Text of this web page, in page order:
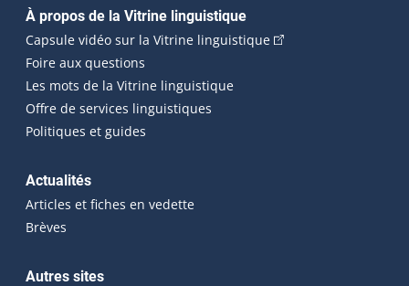
Navigation principale
À propos de la Vitrine linguistique
Capsule vidéo sur la Vitrine linguistique(Cet hyperlien
Foire aux questions
Les mots de la Vitrine linguistique
Offre de services linguistiques
Politiques et guides
Actualités
Articles et fiches en vedette
Brèves
Autres sites